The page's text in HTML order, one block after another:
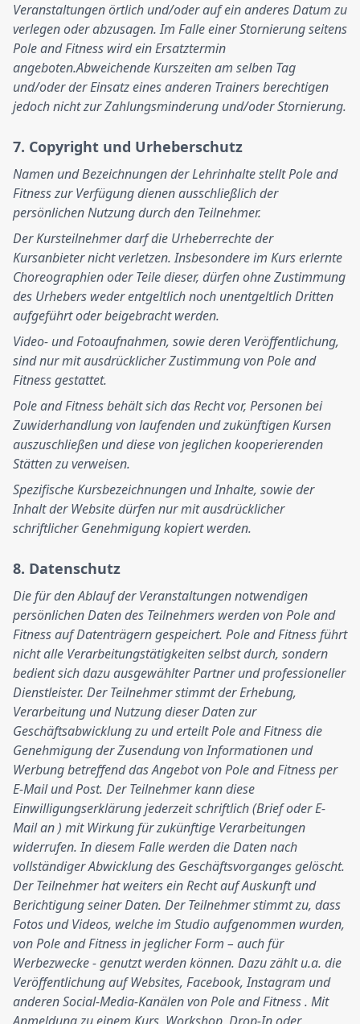
Veranstaltungen örtlich und/oder auf ein anderes Datum zu
verlegen oder abzusagen. Im Falle einer Stornierung seitens
Pole and Fitness wird ein Ersatztermin
angeboten.Abweichende Kurszeiten am selben Tag
und/oder der Einsatz eines anderen Trainers berechtigen
jedoch nicht zur Zahlungsminderung und/oder Stornierung.
7. Copyright und Urheberschutz
Namen und Bezeichnungen der Lehrinhalte stellt Pole and
Fitness zur Verfügung dienen ausschließlich der
persönlichen Nutzung durch den Teilnehmer.
Der Kursteilnehmer darf die Urheberrechte der
Kursanbieter nicht verletzen. Insbesondere im Kurs erlernte
Choreographien oder Teile dieser, dürfen ohne Zustimmung
des Urhebers weder entgeltlich noch unentgeltlich Dritten
aufgeführt oder beigebracht werden.
Video- und Fotoaufnahmen, sowie deren Veröffentlichung,
sind nur mit ausdrücklicher Zustimmung von Pole and
Fitness gestattet.
Pole and Fitness behält sich das Recht vor, Personen bei
Zuwiderhandlung von laufenden und zukünftigen Kursen
auszuschließen und diese von jeglichen kooperierenden
Stätten zu verweisen.
Spezifische Kursbezeichnungen und Inhalte, sowie der
Inhalt der Website dürfen nur mit ausdrücklicher
schriftlicher Genehmigung kopiert werden.
8. Datenschutz
Die für den Ablauf der Veranstaltungen notwendigen
persönlichen Daten des Teilnehmers werden von Pole and
Fitness auf Datenträgern gespeichert. Pole and Fitness führt
nicht alle Verarbeitungstätigkeiten selbst durch, sondern
bedient sich dazu ausgewählter Partner und professioneller
Dienstleister. Der Teilnehmer stimmt der Erhebung,
Verarbeitung und Nutzung dieser Daten zur
Geschäftsabwicklung zu und erteilt Pole and Fitness die
Genehmigung der Zusendung von Informationen und
Werbung betreffend das Angebot von Pole and Fitness per
E-Mail und Post. Der Teilnehmer kann diese
Einwilligungserklärungjederzeit schriftlich (Brief oder E-
Mail an) mit Wirkung für zukünftige Verarbeitungen
widerrufen. In diesem Falle werden die Daten nach
vollständiger Abwicklung des Geschäftsvorganges gelöscht.
Der Teilnehmer hat weiters ein Recht auf Auskunft und
Berichtigung seiner Daten. Der Teilnehmer stimmt zu, dass
Fotos und Videos, welche im Studio aufgenommen wurden,
von Pole and Fitness in jeglicher Form – auch für
Werbezwecke - genutzt werden können. Dazu zählt u.a. die
Veröffentlichung auf Websites, Facebook, Instagram und
anderen Social-Media-Kanälen von Pole and Fitness . Mit